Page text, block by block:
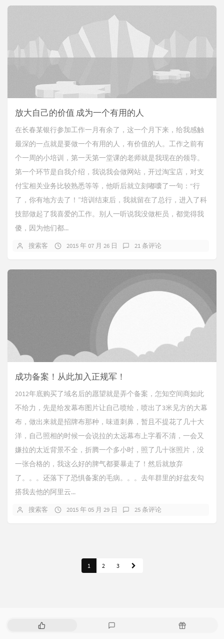
放大自己的价值 成为一个有用的人
在长春某银行参加工作一月有余了，这一个月下来，给我感触
最深的一点就是要做一个有用的人，有价值的人。工作之前有
个一周的小培训，第一天第一堂课的老师就是我现在的领导。
第一个环节是自我介绍，我说我会做网站，开过淘宝店，对支
付宝相关业务比较熟悉等等，他听后就立刻嘟囔了一句：“行
了，你有地方去了！”培训结束后，我就留在了总行，进入了科
技部做起了我喜爱的工作。别人一听说我没做柜员，都觉得我
傻，因为他们都...
搜索客 2015 年 07 月 26 日 21 条评论
成功备案！从此加入正规军！
2012年底购买了域名后的愿望就是弄个备案，怎知空间商如此
不给力，先是给发幕布图片让自己喷绘，喷出了3米见方的大幕
布，做出来就是招牌布那种，味道刺鼻，暂且不提花了几十大
洋，自己照相的时候一会说拉的太远幕布上字看不清，一会又
嫌拉的太近背景不全，折腾一个多小时，照了几十张照片，没
一张合格的，我这么好的脾气都要暴走了！然后就放弃
了。。。还落下了恐惧备案的毛病。。。去年群里的好盆友勾
搭我去他的阿里云...
搜索客 2015 年 05 月 29 日 25 条评论
1 2 3
热
随